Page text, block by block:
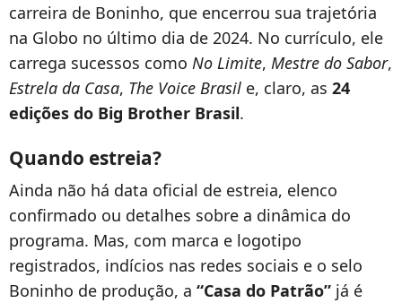
carreira de Boninho, que encerrou sua trajetória
na Globo no último dia de 2024. No currículo, ele
carrega sucessos como No Limite, Mestre do Sabor,
Estrela da Casa, The Voice Brasil e, claro, as 24
edições do Big Brother Brasil.
Quando estreia?
Ainda não há data oficial de estreia, elenco
confirmado ou detalhes sobre a dinâmica do
programa. Mas, com marca e logotipo
registrados, indícios nas redes sociais e o selo
Boninho de produção, a “Casa do Patrão” já é